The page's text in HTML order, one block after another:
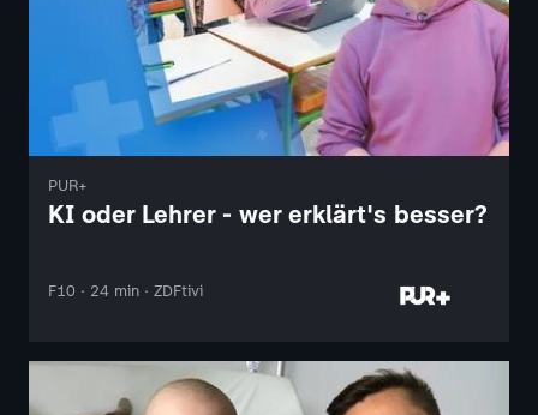
PUR+
KI oder Lehrer - wer erklärt's besser?
F10 · 24 min · ZDFtivi